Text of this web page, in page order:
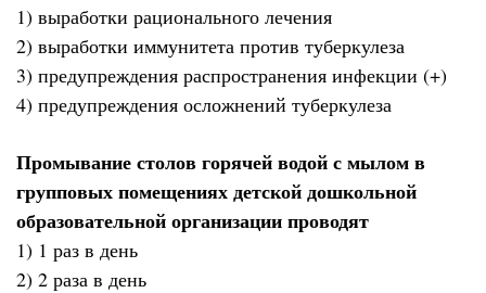
1) выработки рационального лечения
2) выработки иммунитета против туберкулеза
3) предупреждения распространения инфекции (+)
4) предупреждения осложнений туберкулеза
Промывание столов горячей водой с мылом в
групповых помещениях детской дошкольной
образовательной организации проводят
1) 1 раз в день
2) 2 раза в день